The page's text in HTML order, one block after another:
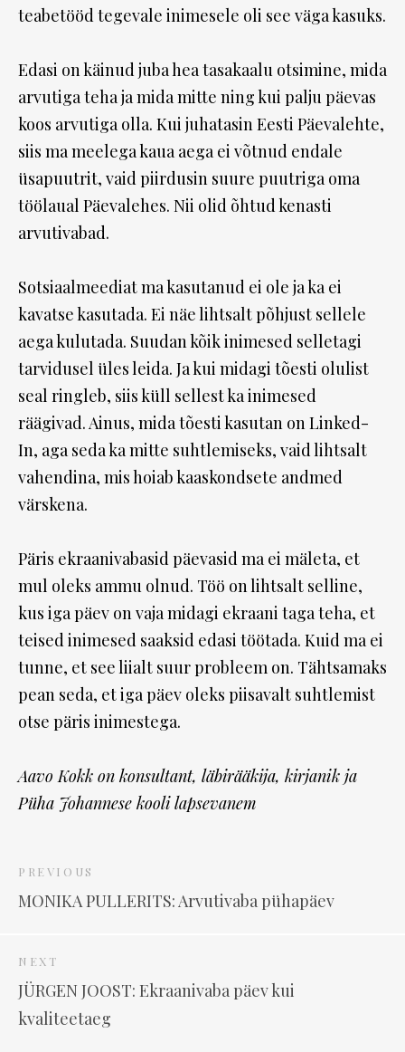
teabetööd tegevale inimesele oli see väga kasuks.
Edasi on käinud juba hea tasakaalu otsimine, mida
arvutiga teha ja mida mitte ning kui palju päevas
koos arvutiga olla. Kui juhatasin Eesti Päevalehte,
siis ma meelega kaua aega ei võtnud endale
üsapuutrit, vaid piirdusin suure puutriga oma
töölaual Päevalehes. Nii olid õhtud kenasti
arvutivabad.
Sotsiaalmeediat ma kasutanud ei ole ja ka ei
kavatse kasutada. Ei näe lihtsalt põhjust sellele
aega kulutada. Suudan kõik inimesed selletagi
tarvidusel üles leida. Ja kui midagi tõesti olulist
seal ringleb, siis küll sellest ka inimesed
räägivad. Ainus, mida tõesti kasutan on Linked-
In, aga seda ka mitte suhtlemiseks, vaid lihtsalt
vahendina, mis hoiab kaaskondsete andmed
värskena.
Päris ekraanivabasid päevasid ma ei mäleta, et
mul oleks ammu olnud. Töö on lihtsalt selline,
kus iga päev on vaja midagi ekraani taga teha, et
teised inimesed saaksid edasi töötada. Kuid ma ei
tunne, et see liialt suur probleem on. Tähtsamaks
pean seda, et iga päev oleks piisavalt suhtlemist
otse päris inimestega.
Aavo Kokk on konsultant, läbirääkija, kirjanik ja
Püha Johannese kooli lapsevanem
PREVIOUS
MONIKA PULLERITS: Arvutivaba pühapäev
NEXT
JÜRGEN JOOST: Ekraanivaba päev kui
kvaliteetaeg